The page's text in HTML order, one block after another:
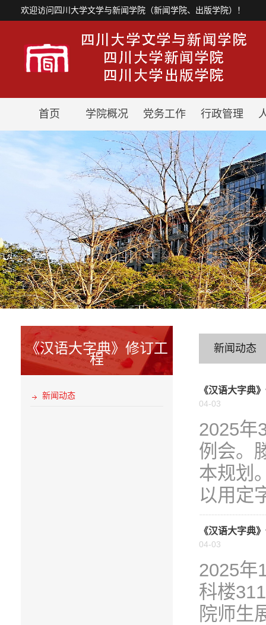
欢迎访问四川大学文学与新闻学院（新闻学院、出版学院）！
首页 学院概况 党务工作 行政管理
《汉语大字典》修订工
程
新闻动态
新闻动态
《汉语大字典
04-03
2025年
例会。
本规划
以用定
《汉语大字典
04-03
2025年
科楼
院师生